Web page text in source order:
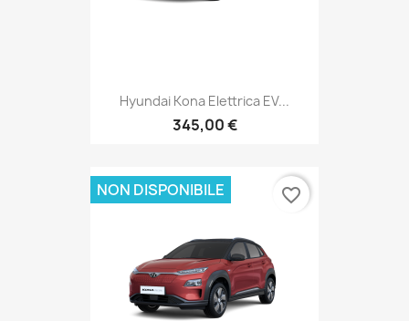
Hyundai Kona Elettrica EV...
345,00 €
NON DISPONIBILE favorite_border